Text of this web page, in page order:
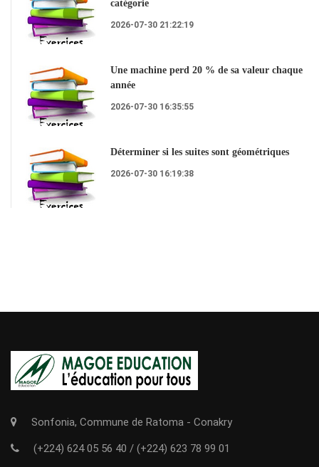
catégorie
2026-07-30 21:22:19
Une machine perd 20 % de sa valeur chaque
année
2026-07-30 16:35:55
Déterminer si les suites sont géométriques
2026-07-30 16:19:38
Sonfonia, Commune de Ratoma - Conakry
(+224) 624 05 56 40 / (+224) 623 78 99 01